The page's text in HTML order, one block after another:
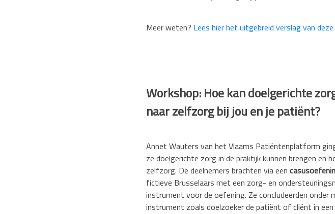
Meer weten? Lees hier het uitgebreid verslag van
Workshop: Hoe kan doelgerichte
naar zelfzorg bij jou en je patiënt?
Annet Wauters van het Vlaams Patiëntenplatform
ze doelgerichte zorg in de praktijk kunnen brengen en
zelfzorg. De deelnemers brachten via een
fictieve Brusselaars met een zorg- en
instrument voor de oefening. Ze concludeerden onder
instrument zoals doelzoeker de patiënt of cliënt in een